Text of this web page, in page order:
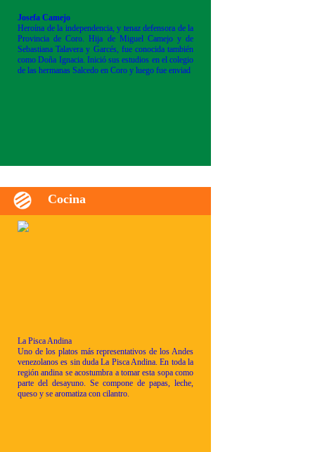
Josefa Camejo
Heroína de la independencia, y tenaz defensora de la
Provincia de Coro. Hija de Miguel Camejo y de
Sebastiana Talavera y Garcés, fue conocida también
como Doña Ignacia. Inició sus estudios en el colegio
de las hermanas Salcedo en Coro y luego fue enviad
Cocina
La Pisca Andina
Uno de los platos más representativos de los Andes
venezolanos es sin duda La Pisca Andina. En toda la
región andina se acostumbra a tomar esta sopa como
parte del desayuno. Se compone de papas, leche,
queso y se aromatiza con cilantro.